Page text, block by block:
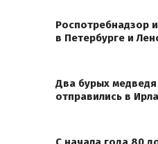
Роспотребнадзор
в Петербурге и
Два бурых медведя
отправились в